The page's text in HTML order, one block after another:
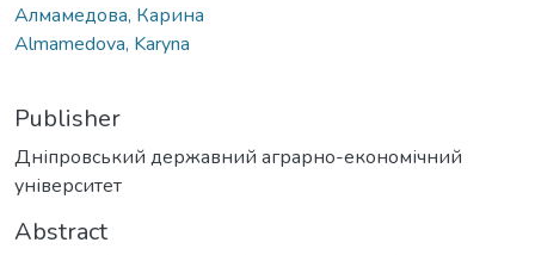
Алмамедова, Карина
Almamedova, Karyna
Publisher
Дніпровський державний аграрно-економічний
університет
Abstract